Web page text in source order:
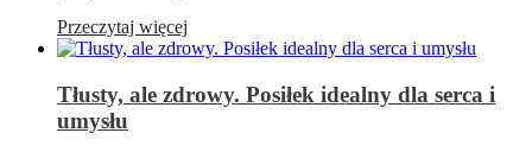
Przeczytaj więcej
Tłusty, ale zdrowy. Posiłek idealny dla serca i
umysłu